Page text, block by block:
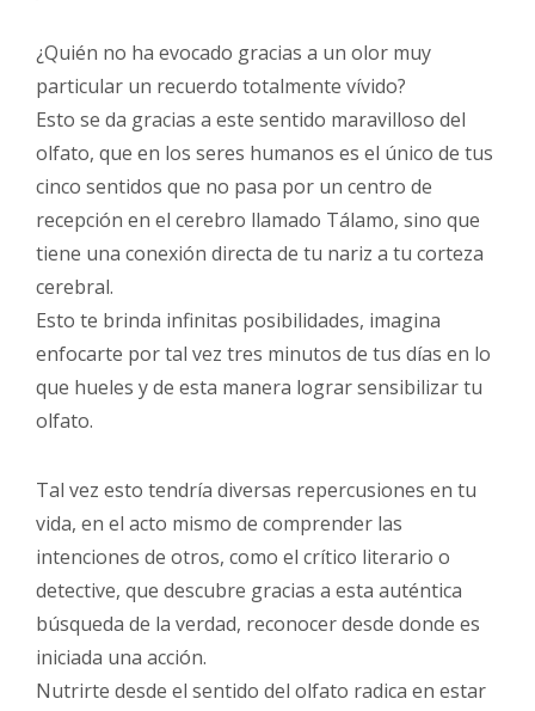
¿Quién no ha evocado gracias a un olor muy
particular un recuerdo totalmente vívido?
Esto se da gracias a este sentido maravilloso del
olfato, que en los seres humanos es el único de tus
cinco sentidos que no pasa por un centro de
recepción en el cerebro llamado Tálamo, sino que
tiene una conexión directa de tu nariz a tu corteza
cerebral.
Esto te brinda infinitas posibilidades, imagina
enfocarte por tal vez tres minutos de tus días en lo
que hueles y de esta manera lograr sensibilizar tu
olfato.
Tal vez esto tendría diversas repercusiones en tu
vida, en el acto mismo de comprender las
intenciones de otros, como el crítico literario o
detective, que descubre gracias a esta auténtica
búsqueda de la verdad, reconocer desde donde es
iniciada una acción.
Nutrirte desde el sentido del olfato radica en estar